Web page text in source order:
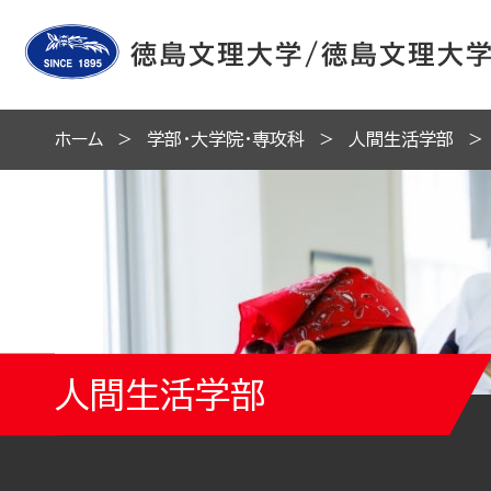
ホーム 学部・大学院・専攻科 人間生活学部
人間生活学部